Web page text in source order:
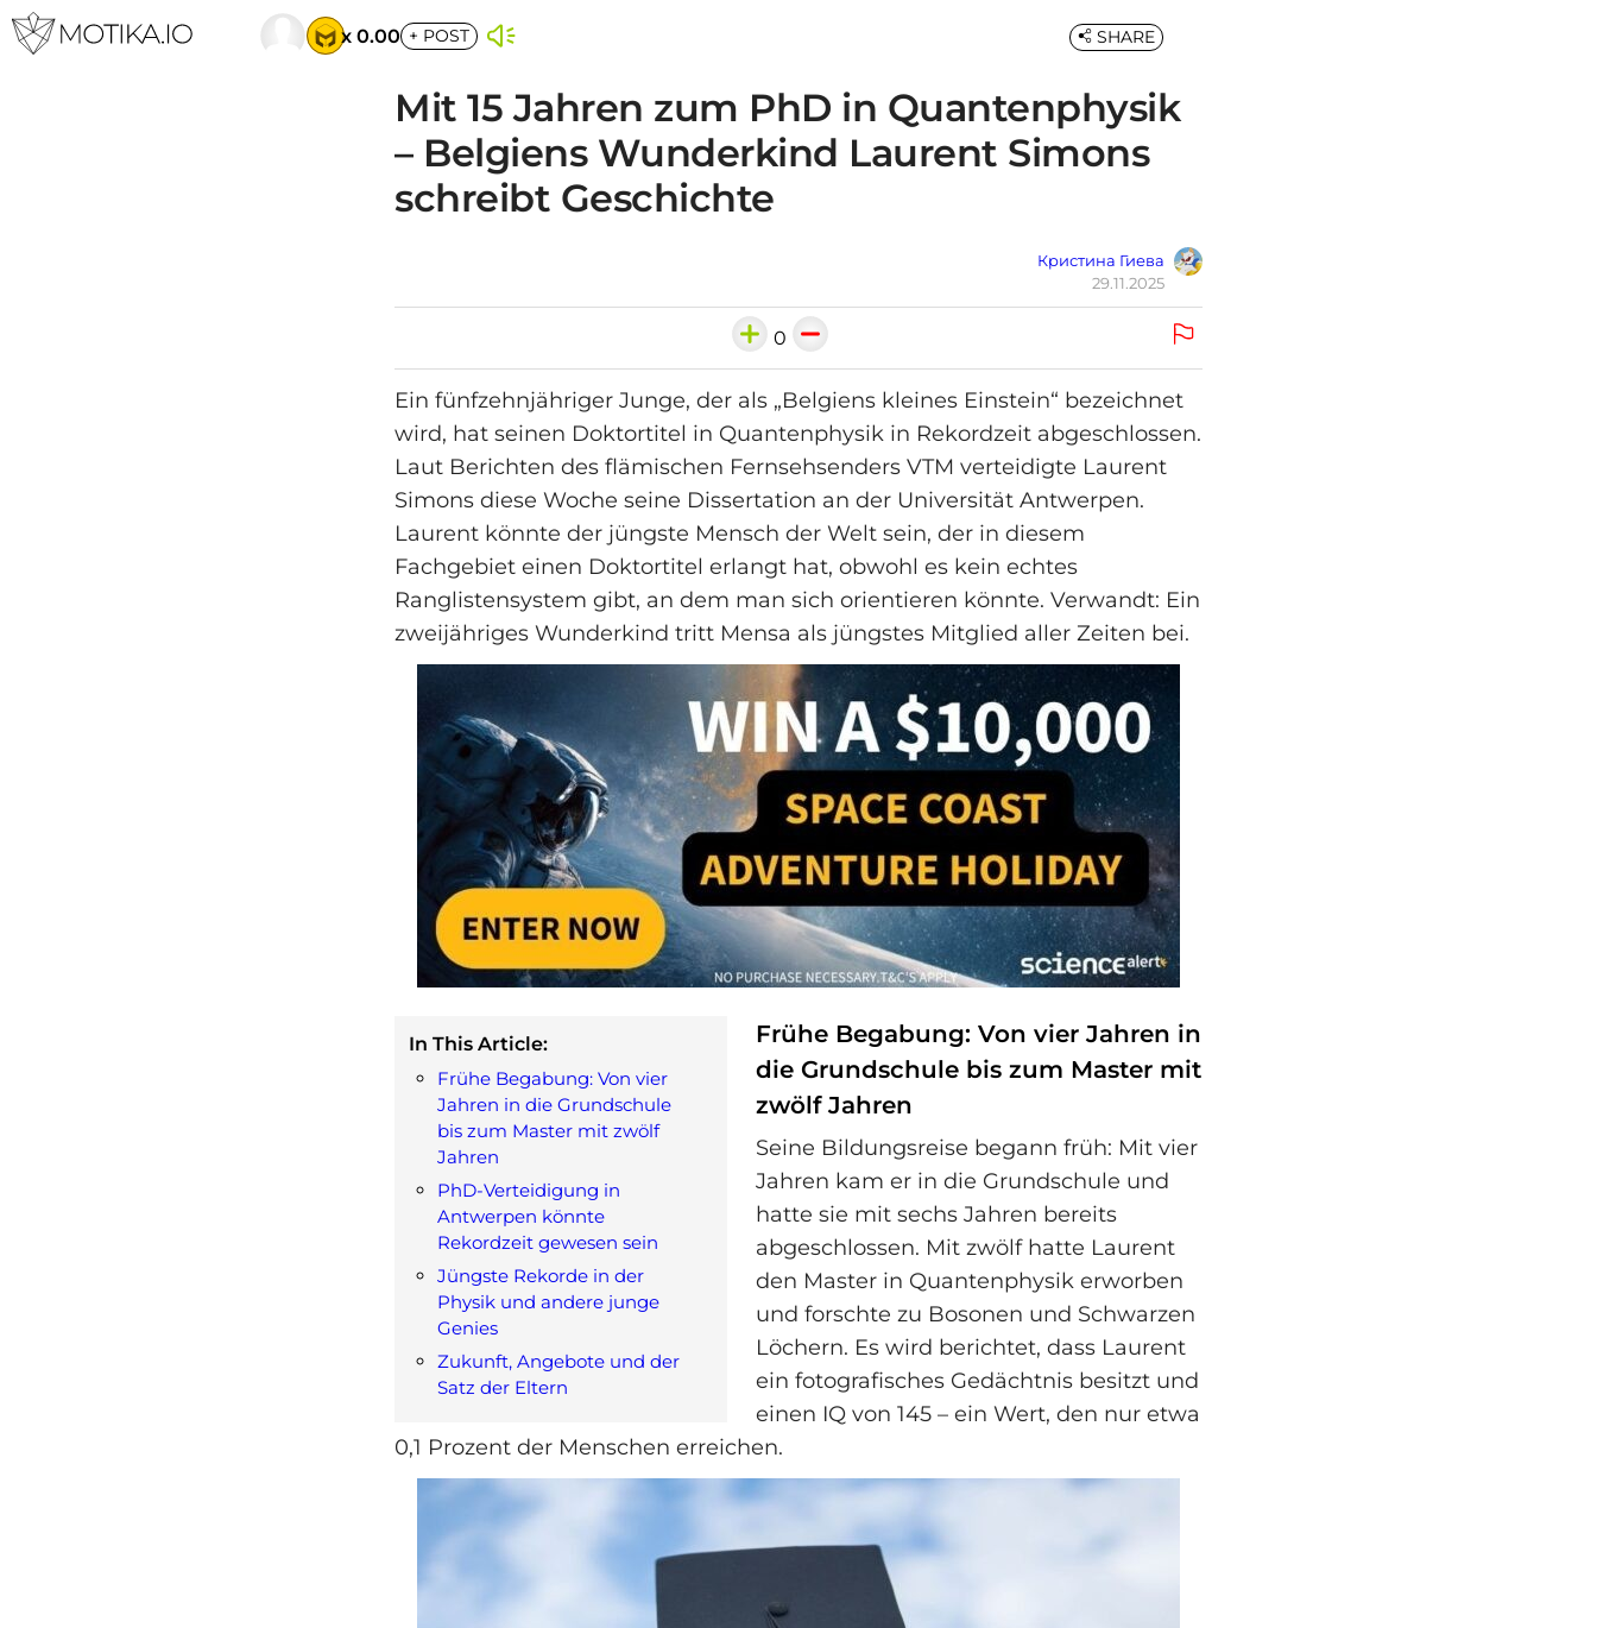
x 0.00 + POST
Mit 15 Jahren zum PhD in Quantenphysik
– Belgiens Wunderkind Laurent Simons
schreibt Geschichte
Кристина Гиева
29.11.2025
SHARE
0
Ein fünfzehnjähriger Junge, der als „Belgiens kleines Einstein“ bezeichnet
wird, hat seinen Doktortitel in Quantenphysik in Rekordzeit abgeschlossen.
Laut Berichten des flämischen Fernsehsenders VTM verteidigte Laurent
Simons diese Woche seine Dissertation an der Universität Antwerpen.
Laurent könnte der jüngste Mensch der Welt sein, der in diesem
Fachgebiet einen Doktortitel erlangt hat, obwohl es kein echtes
Ranglistensystem gibt, an dem man sich orientieren könnte. Verwandt: Ein
zweijähriges Wunderkind tritt Mensa als jüngstes Mitglied aller Zeiten bei.
In This Article:
Frühe Begabung: Von vier
Jahren in die Grundschule
bis zum Master mit zwölf
Jahren
PhD-Verteidigung in
Antwerpen könnte
Rekordzeit gewesen sein
Jüngste Rekorde in der
Physik und andere junge
Genies
Zukunft, Angebote und der
Satz der Eltern
Frühe Begabung: Von vier Jahren in
die Grundschule bis zum Master mit
zwölf Jahren
Seine Bildungsreise begann früh: Mit vier
Jahren kam er in die Grundschule und
hatte sie mit sechs Jahren bereits
abgeschlossen. Mit zwölf hatte Laurent
den Master in Quantenphysik erworben
und forschte zu Bosonen und Schwarzen
Löchern. Es wird berichtet, dass Laurent
ein fotografisches Gedächtnis besitzt und
einen IQ von 145 – ein Wert, den nur etwa
0,1 Prozent der Menschen erreichen.